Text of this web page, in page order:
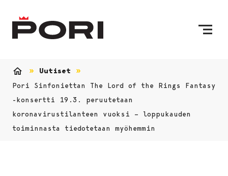
Uutiset
Pori Sinfoniettan The Lord of the Rings Fantasy
-konsertti 19.3. peruutetaan
koronavirustilanteen vuoksi – loppukauden
toiminnasta tiedotetaan myöhemmin